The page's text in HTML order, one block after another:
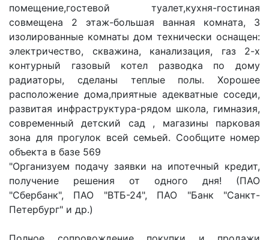
помещение,гостевой туалет,кухня-гостиная
совмещена 2 этаж-большая ванная комната, 3
изолированные комнаты дом технически оснащен:
электричество, скважина, канализация, газ 2-х
контурный газовый котел разводка по дому
радиаторы, сделаны теплые полы. Хорошее
расположение дома,приятные адекватные соседи,
развитая инфраструктура-рядом школа, гимназия,
современный детский сад , магазины парковая
зона для прогулок всей семьей. Сообщите номер
объекта в базе 569
"Организуем подачу заявки на ипотечный кредит,
получение решения от одного дня! (ПАО
"Сбербанк", ПАО "ВТБ-24", ПАО "Банк "Санкт-
Петербург" и др.)